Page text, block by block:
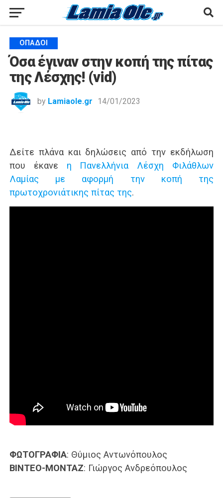
ΟΠΑΔΟΊ
Όσα έγιναν στην κοπή της πίτας
της Λέσχης! (vid)
by Lamiaole.gr 14/01/2023
Δείτε πλάνα και δηλώσεις από την εκδήλωση
που έκανε η Πανελλήνια Λέσχη Φιλάθλων
Λαμίας με αφορμή την κοπή της
πρωτοχρονιάτικης πίτας της.
ΦΩΤΟΓΡΑΦΙΑ: Θύμιος Αντωνόπουλος
ΒΙΝΤΕΟ-ΜΟΝΤΑΖ: Γιώργος Ανδρεόπουλος